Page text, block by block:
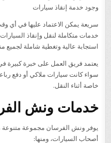
وجود خدمة إنقاذ سيارات
سريعة يمكن الاعتماد عليها في أي
استجابة عالية وتغطية شاملة لجميع
يعتمد فريق العمل على خبرة كبيرة
سواء كانت سيارات ملاكي أو دفع
خاصة أثناء النقل.
خدمات ونش
يوفر ونش الفرسان مجموعة متنوعة
أصحاب السيارات، ومنها: